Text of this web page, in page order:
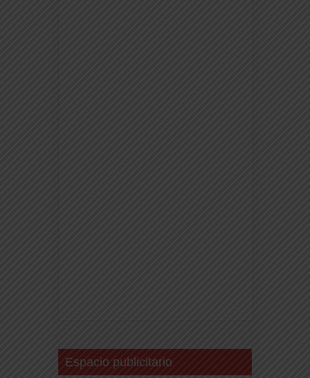
Espacio publicitario